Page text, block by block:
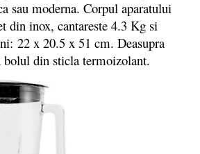
sau moderna. Corpul aparatului
din inox, cantareste 4.3 Kg si
22 x 20.5 x 51 cm. Deasupra
bolul din sticla termoizolant.